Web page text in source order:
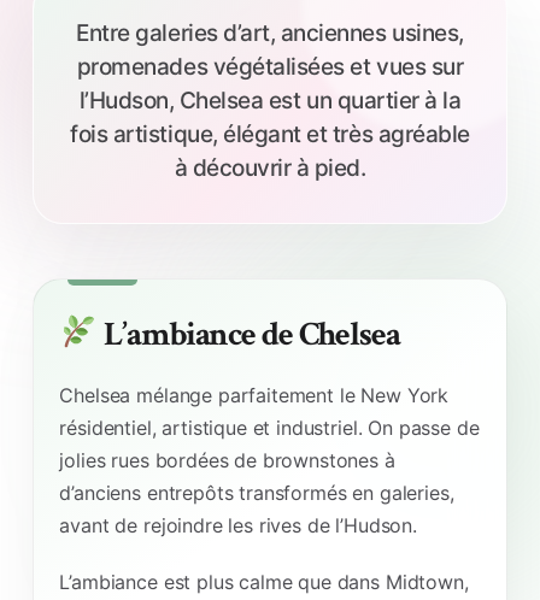
Entre galeries d’art, anciennes usines,
promenades végétalisées et vues sur
l’Hudson, Chelsea est un quartier à la
fois artistique, élégant et très agréable
à découvrir à pied.
L’ambiance de Chelsea
Chelsea mélange parfaitement le New York
résidentiel, artistique et industriel. On passe de
jolies rues bordées de brownstones à
d’anciens entrepôts transformés en galeries,
avant de rejoindre les rives de l’Hudson.
L’ambiance est plus calme que dans Midtown,